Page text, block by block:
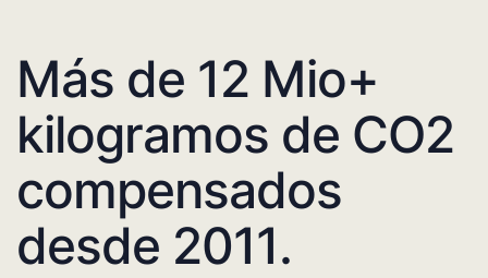
Más de 12 Mio+
kilogramos de CO2
compensados
desde 2011.